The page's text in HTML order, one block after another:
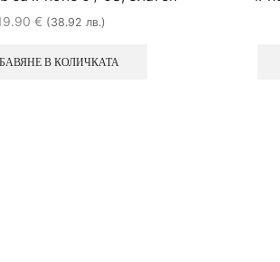
€ (38.92 лв.)
В КОЛИЧКАТА